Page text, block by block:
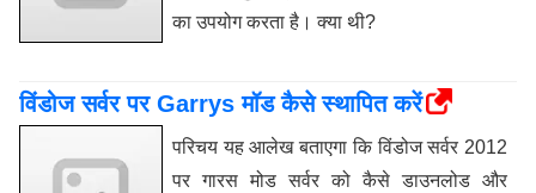
का उपयोग करता है। क्या थी?
विंडोज सर्वर पर Garrys मॉड कैसे स्थापित करें
परिचय यह आलेख बताएगा कि विंडोज सर्वर 2012
पर गारस मोड सर्वर को कैसे डाउनलोड और